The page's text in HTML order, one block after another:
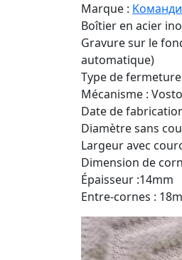
Marque :
Boîtier en acier
Gravure sur le
automatique)
Type de
Mécanisme :
Date de
Diamètre sans
Largeur avec
Dimension de
Épaisseur :14mm
Entre-cornes :